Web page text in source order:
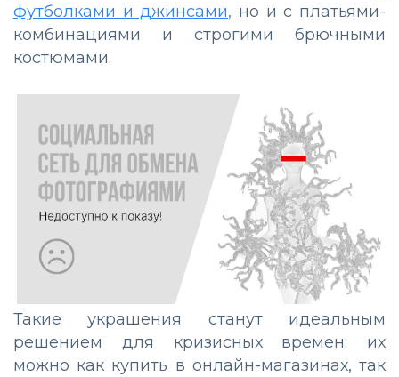
футболками и джинсами, но и с платьями-
комбинациями и строгими брючными
костюмами.
Такие украшения станут идеальным
решением для кризисных времен: их
можно как купить в онлайн-магазинах, так